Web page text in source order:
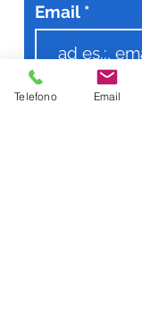
Email
Telefono Email